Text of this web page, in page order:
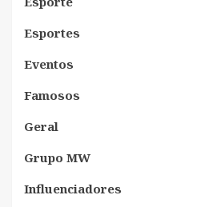
Esportes
Eventos
Famosos
Geral
Grupo MW
Influenciadores